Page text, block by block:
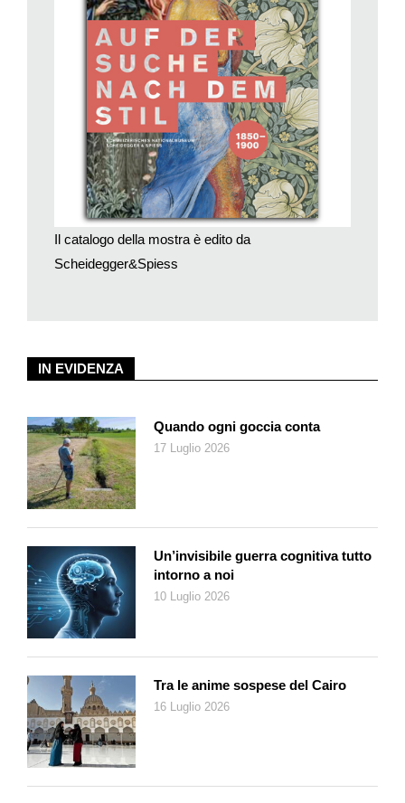
profilo architettonico.
Oggi, sottoposto all’esame multidisciplinare, che accomuna
storici, critici d’arte, tecnici, urbanisti, questo periodo viene
ricondotto al cosiddetto «moderno», di cui sarebbe il
precursore. Non si tratta di uno stile unitario, che fa capo a
regole precise, bensì, come dice il titolo della mostra, di uno
stile «in fieri», che si esprime in tanti modi, abbracciando opere
d’architettura, dipinti, vasellame, mobilio, tessuti. E tutto ciò in
un clima di libertà e di scambi che prelude l’avvento del
turismo, dell’esotismo e del multiculturalismo.
l’esposizione mondiale di Londra, nel 1851: il «Crystal Palace»,
costruzione avveniristica, di vetro e metallo, visitata da 6
morale, e responsabile dei lavori, l’architetto Owen Jones,
tipica figura di romantico giramondo, e autore di una
esempi appartenenti a ogni epoca e cultura. Ciò che, del resto,
caratterizza la creatività nella seconda metà dell’800, in bilico
fra sviluppo tecnico e rielaborazione di elementi del passato.
Evidenti, nelle costruzioni di quei decenni, i richiami ai templi
dell’antica Grecia, alle guglie delle cattedrali gotiche, alle
tessitura, ceramica e arredamento, si avvertono gli influssi del
Giappone e dell’Oriente in generale, luoghi resi accessibili
dall’apertura del canale di Suez, nel 1871.
Ora questa molteplicità di stimoli si rivela anche rischiosa.
«Peccati contro il buon gusto» aveva scritto il «Times», a
confuso di cianfrusaglie», dichiarava, a sua volta, di ritorno da
Londra, l’architetto e storico dell’arte Gottfried Semper, (tra
altro progettista del Politecnico di Zurigo, portato a termine nel
1864).
Si fa quindi impellente la necessità di trovare una sintesi. In
IN EVIDENZA
Quando ogni goccia conta
17 Luglio 2026
Un’invisibile guerra cognitiva tutto
intorno a noi
10 Luglio 2026
Tra le anime sospese del Cairo
16 Luglio 2026
Il catalogo della mostra è edito da
Scheidegger&Spiess